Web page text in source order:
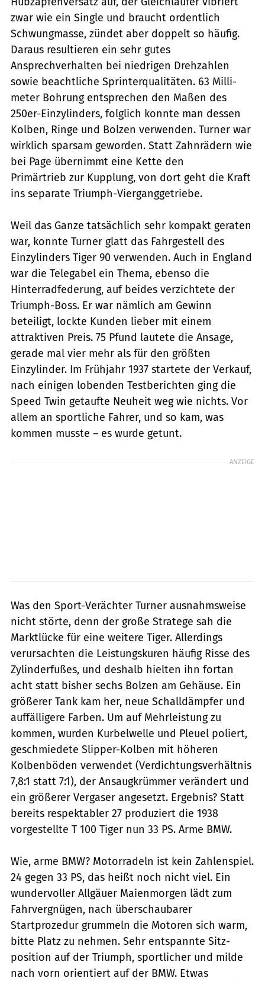
zwar wie ein Single und braucht ordentlich
Schwungmasse, zündet aber doppelt so häufig.
Daraus ­resultieren ein sehr gutes
Ansprechverhalten bei niedrigen Drehzahlen
sowie beachtliche Sprinterqualitäten. 63 Milli­
meter Bohrung entsprechen den Maßen des
250er-Einzylinders, folglich konnte man dessen
Kolben, Ringe und Bolzen verwenden. Turner war
wirklich sparsam geworden. Statt Zahnrädern wie
bei Page übernimmt eine Kette den
Primärtrieb zur Kupplung, von dort geht die Kraft
ins ­separate Triumph-Vierganggetriebe.
Weil das Ganze tatsächlich sehr kompakt geraten
war, konnte Turner glatt das Fahrgestell des
Einzylinders Tiger 90 verwenden. Auch in England
war die Tele­gabel ein Thema, ebenso die
Hinterrad­federung, auf beides verzichtete der
Triumph-Boss. Er war nämlich am Gewinn
beteiligt, lockte Kunden lieber mit einem
attraktiven Preis. 75 Pfund lautete die ­Ansage,
gerade mal vier mehr als für den größten
Einzylinder. Im Frühjahr 1937 startete der Verkauf,
nach einigen lobenden Testberichten ging die
Speed Twin getaufte Neuheit weg wie nichts. Vor
allem an sportliche Fahrer, und so kam, was
kommen musste – es wurde getunt.
ANZEIGE
Was den Sport-Verächter Turner ausnahmsweise
nicht störte, denn der große Stratege sah die
Marktlücke für eine ­weitere Tiger. Allerdings
verursachten die Leistungskuren häufig Risse des
Zylinderfußes, und deshalb hielten ihn fortan
acht statt bisher sechs Bolzen am Gehäuse. Ein
größerer Tank kam her, neue Schalldämpfer und
auffälligere Farben. Um auf Mehrleistung zu
kommen, wurden Kurbelwelle und Pleuel poliert,
geschmiedete Slipper-Kolben mit höheren
Kolbenböden verwendet (Verdichtungsverhältnis
7,8:1 statt 7:1), der Ansaugkrümmer verändert und
ein größerer Vergaser angesetzt. Ergebnis? Statt
bereits respektabler 27 produziert die 1938
vorgestellte T 100 Tiger nun 33 PS. Arme BMW.
Wie, arme BMW? Motorradeln ist kein Zahlenspiel.
24 gegen 33 PS, das heißt noch nicht viel. Ein
wundervoller Allgäuer Maienmorgen lädt zum
Fahrvergnügen, nach überschaubarer
Startprozedur grummeln die Motoren sich warm,
bitte Platz zu nehmen. Sehr entspannte Sitz­
position auf der Triumph, sportlicher und milde
nach vorn orientiert auf der BMW. Etwas